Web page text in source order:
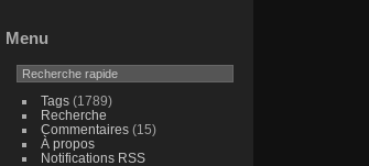
Menu
Tags(1789)
Recherche
Commentaires(15)
À propos
Notifications RSS